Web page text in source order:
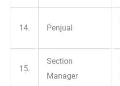
14. Penjual
15.
Section
Manager